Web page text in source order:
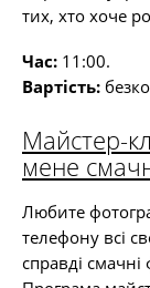
тих, хто хоче
Час: 11:00.
Вартість:
Майстер-
мене
Любите
телефону всі
справді